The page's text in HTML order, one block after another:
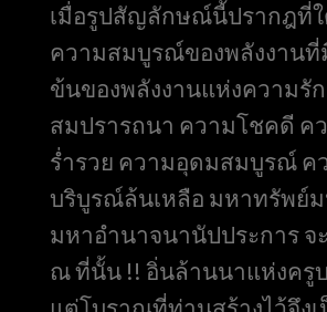
เมื่อรูปสัญลักษณ์นี้ปรากฎที่ใ
ความสมบูรณ์ของพลังงานที่
ข้นของพลังงานแห่งความรั
สมปรารถนา ความโชคดี ค
ร่ำรวย ความอุดมสมบูรณ์ ค
บริบูรณ์ล้นเหลือ มหาทรัพย์
มหาอำนาจนานัปประการ จ
ณ ที่นั้น !! อิ่นล้านนาแห่งครู